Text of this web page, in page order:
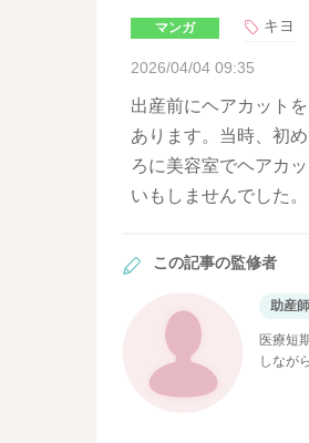
マンガ キヨ
2026/04/04 09:35
出産前にヘアカット
あります。当時、初
ろに美容室でヘアカ
いもしませんでした。
この記事の監修者
助産師
医療短
しなが